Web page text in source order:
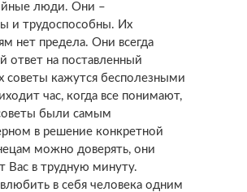
люди. Они –
и трудоспособны. Их
нет предела. Они всегда
ответ на поставленный
советы кажутся бесполезными
час, когда все понимают,
были самым
в решение конкретной
можно доверять, они
Вас в трудную минуту.
в себя человека одним